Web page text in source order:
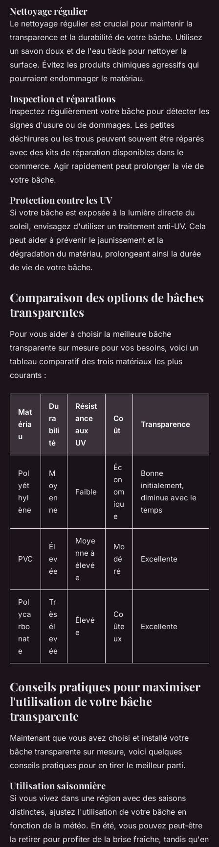
Nettoyage régulier
Le nettoyage régulier est crucial pour maintenir la
transparence et la durabilité de votre bâche. Utilisez
un savon doux et de l'eau tiède pour nettoyer la
surface. Évitez les produits chimiques agressifs qui
pourraient endommager le matériau.
Inspection et réparations
Inspectez régulièrement votre bâche pour détecter les
signes d'usure ou de dommages. Les petites
déchirures ou les trous peuvent souvent être réparés
avec des kits de réparation disponibles dans le
commerce. Agir rapidement peut prolonger la vie de
votre bâche.
Protection contre les UV
Si votre bâche est exposée à la lumière directe du
soleil, envisagez d'utiliser un traitement anti-UV. Cela
peut aider à prévenir le jaunissement et la
dégradation du matériau, prolongeant ainsi la durée
de vie de votre bâche.
Comparaison des options de bâches
transparentes
Pour vous aider à choisir la meilleure bâche
transparente sur mesure pour vos besoins, voici un
tableau comparatif des trois matériaux les plus
courants :
Mat
éria
u
Du
ra
bili
té
Résist
ance
aux
UV
Co
ût
Transparence
Pol
yét
hyl
ène
M
oy
en
ne
Faible
Éc
on
om
iqu
e
Bonne
initialement,
diminue avec le
temps
PVC
Él
ev
ée
Moye
nne à
élevé
e
Mo
dé
ré
Excellente
Pol
yca
rbo
nat
e
Tr
ès
él
ev
ée
Élevé
e
Co
ûte
ux
Excellente
Conseils pratiques pour maximiser
l'utilisation de votre bâche
transparente
Maintenant que vous avez choisi et installé votre
bâche transparente sur mesure, voici quelques
conseils pratiques pour en tirer le meilleur parti.
Utilisation saisonnière
Si vous vivez dans une région avec des saisons
distinctes, ajustez l'utilisation de votre bâche en
fonction de la météo. En été, vous pouvez peut-être
la retirer pour profiter de la brise fraîche, tandis qu'en